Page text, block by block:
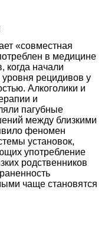
«совместная
в медицине
когда начали
рецидивов у
Алкоголики и
и
пагубные
между близкими
феномен
установок,
употребление
родственников
чаще становятся